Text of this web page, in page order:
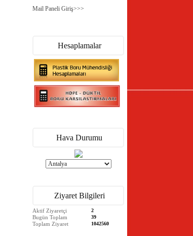
Mail Paneli Giriş>>>
Hesaplamalar
Hava Durumu
Ziyaret Bilgileri
Aktif Ziyaretçi 2
Bugün Toplam 39
Toplam Ziyaret 1042560